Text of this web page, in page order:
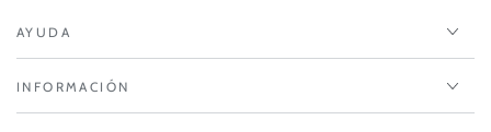
AYUDA
INFORMACIÓN